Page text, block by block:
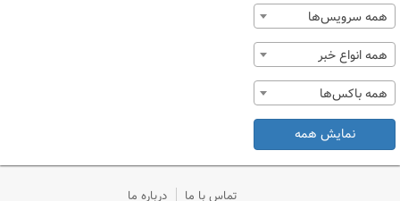
همه سرویس‌ها
همه انواع خبر
همه باکس‌ها
نمایش همه
تماس با ما درباره ما